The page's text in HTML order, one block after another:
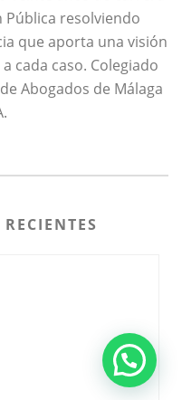
resolviendo
que aporta una visión
cada caso. Colegiado
Abogados de Málaga